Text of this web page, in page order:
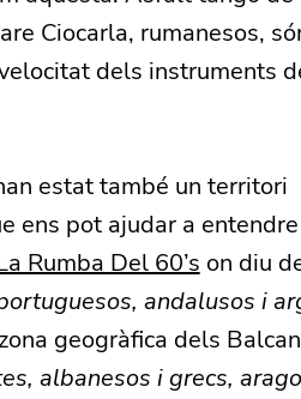
Ciocarla, rumanesos,
dels instruments
estat també un territori
ens pot ajudar a
Rumba Del 60’s on diu
andalusos i
geogràfica dels
albanesos i grecs,